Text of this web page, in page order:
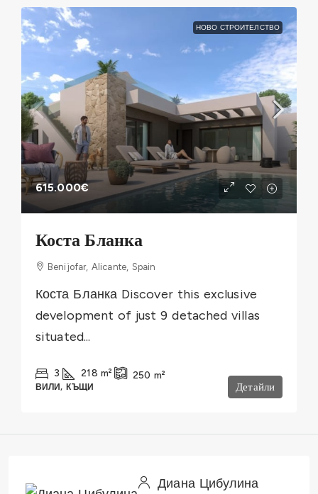
НОВО СТРОИТЕЛСТВО
615.000€
Коста Бланка
Benijofar, Alicante, Spain
Коста Бланка Discover this exclusive
development of just 9 detached villas
situated...
3 218 m² 250 m²
ВИЛИ, КЪЩИ Детайли
Диана Цибулина